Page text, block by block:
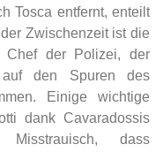
Tosca entfernt, enteilt
Zwischenzeit ist die
Chef der Polizei, der
den Spuren des
Einige wichtige
dank Cavaradossis
dass